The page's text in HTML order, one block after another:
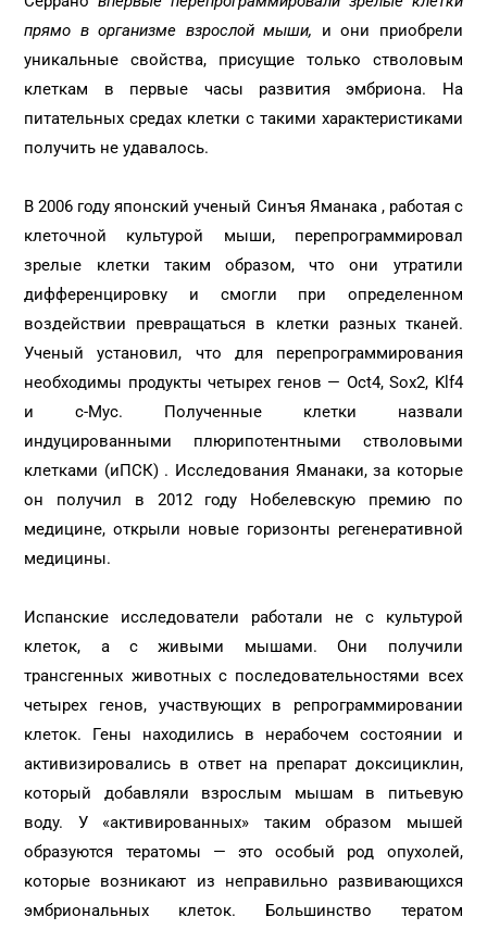
прямо в организме взрослой мыши, и они приобрели
уникальные свойства, присущие только стволовым
клеткам в первые часы развития эмбриона. На
питательных средах клетки с такими характеристиками
получить не удавалось.
В 2006 году японский ученый Синъя Яманака , работая с
клеточной культурой мыши, перепрограммировал
зрелые клетки таким образом, что они утратили
дифференцировку и смогли при определенном
воздействии превращаться в клетки разных тканей.
Ученый установил, что для перепрограммирования
необходимы продукты четырех генов — Oct4, Sox2, Klf4
и c-Myc. Полученные клетки назвали
индуцированными плюрипотентными стволовыми
клетками (иПСК) . Исследования Яманаки, за которые
он получил в 2012 году Нобелевскую премию по
медицине, открыли новые горизонты регенеративной
медицины.
Испанские исследователи работали не с культурой
клеток, а с живыми мышами. Они получили
трансгенных животных с последовательностями всех
четырех генов, участвующих в репрограммировании
клеток. Гены находились в нерабочем состоянии и
активизировались в ответ на препарат доксициклин,
который добавляли взрослым мышам в питьевую
воду. У «активированных» таким образом мышей
образуются тератомы — это особый род опухолей,
которые возникают из неправильно развивающихся
эмбриональных клеток. Большинство тератом